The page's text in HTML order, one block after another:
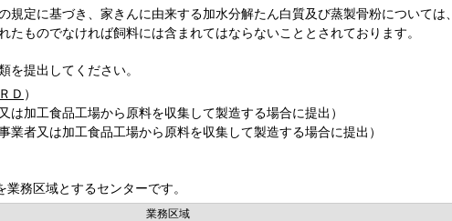
定に基づき、家きんに由来する加水分解たん白質及び蒸製骨粉については、
ものでなければ飼料には含まれてはならないこととされております。
を提出してください。
Ｄ ）
は加工食品工場から原料を収集して製造する場合に提出）
業者又は加工食品工場から原料を収集して製造する場合に提出）
業務区域とするセンターです。
業務区域